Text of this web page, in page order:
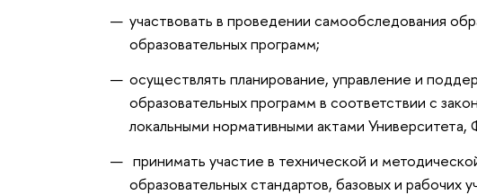
участвовать в проведении самообследования
образовательных программ;
осуществлять планирование, управление и
образовательных программ в соответствии с
локальными нормативными актами Университета,
принимать участие в технической и
образовательных стандартов, базовых и рабочих